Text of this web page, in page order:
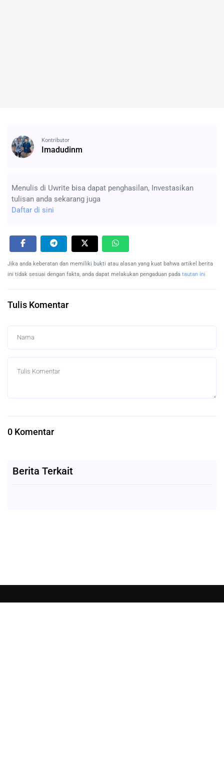
Kontributor
Imadudinm
Menulis di Uwrite bisa dapat penghasilan, Investasikan
tulisan anda sekarang juga
Daftar di sini
Jika anda keberatan dan memiliki bukti atau alasan yang kuat bahwa artikel berita
ini tidak sesuai dengan fakta, anda dapat melakukan pengaduan pada tautan ini
Tulis Komentar
0 Komentar
Berita Terkait